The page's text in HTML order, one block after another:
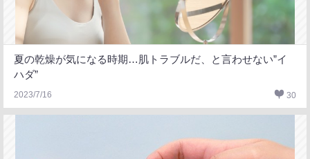
夏の乾燥が気になる時期…肌トラブルだ、と言わせない”イ
ハダ”
2023/7/16 30